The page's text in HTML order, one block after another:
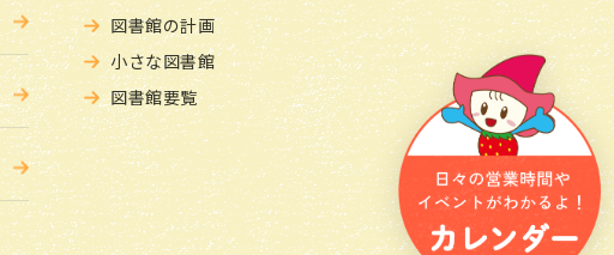
図書館の計画
小さな図書館
図書館要覧